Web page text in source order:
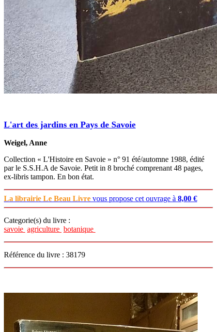
L'art des jardins en Pays de Savoie
Weigel, Anne
Collection « L'Histoire en Savoie » n° 91 été/automne 1988, édité
par le S.S.H.A de Savoie. Petit in 8 broché comprenant 48 pages,
ex-libris tampon. En bon état.
La librairie Le Beau Livre vous propose cet ouvrage à 8,00 €
Categorie(s) du livre :
savoie agriculture botanique
Référence du livre : 38179